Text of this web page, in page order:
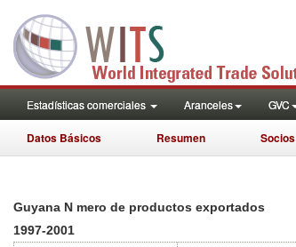
Estadísticas comerciales Aranceles GVC
Datos Básicos Resumen Socios
Guyana N mero de productos exportados
1997-2001